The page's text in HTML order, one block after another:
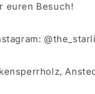
euren Besuch!